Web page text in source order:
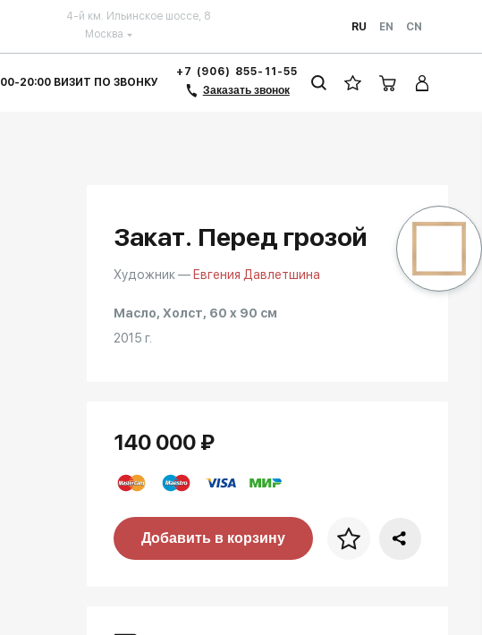
Москва
4-й км. Ильинское шоссе, 8
RU
EN CN
20:00 ВИЗИТ ПО ЗВОНКУ
+7 (906) 855-11-55
Заказать звонок
Закат. Перед грозой
Художник — Евгения Давлетшина
Масло, Холст, 60 x 90 см
2015 г.
140 000 ₽
Цена за багет
Добавить в корзину